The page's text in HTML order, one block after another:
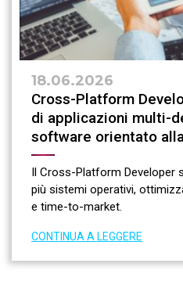
18.06.2026
Cross-Platform
di applicazioni multi-
software orientato
Il Cross-Platform Developer
più sistemi operativi,
e time-to-market.
CONTINUA A LEGGERE